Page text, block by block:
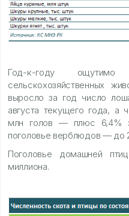
Год-к-году ощутимо
сельскохозяйственных
выросло за год число
августа текущего года, а
млн голов — плюс 6,4%
поголовье верблюдов — до
Поголовье домашней
миллиона.